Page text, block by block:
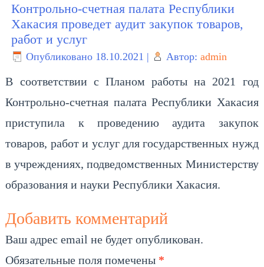
Контрольно-счетная палата Республики
Хакасия проведет аудит закупок товаров,
работ и услуг
Опубликовано 18.10.2021 | Автор: admin
В соответствии с Планом работы на 2021 год
Контрольно-счетная палата Республики Хакасия
приступила к проведению аудита закупок
товаров, работ и услуг для государственных нужд
в учреждениях, подведомственных Министерству
образования и науки Республики Хакасия.
Добавить комментарий
Ваш адрес email не будет опубликован.
Обязательные поля помечены *